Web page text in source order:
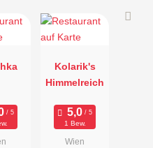
Kolarik's
Himmelreich
1 Bew.
Wien